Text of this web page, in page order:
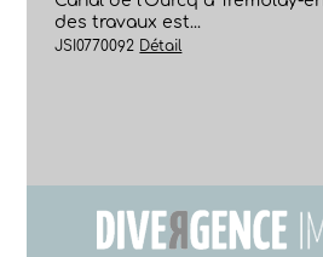
des travaux est...
JSI0770092 Détail